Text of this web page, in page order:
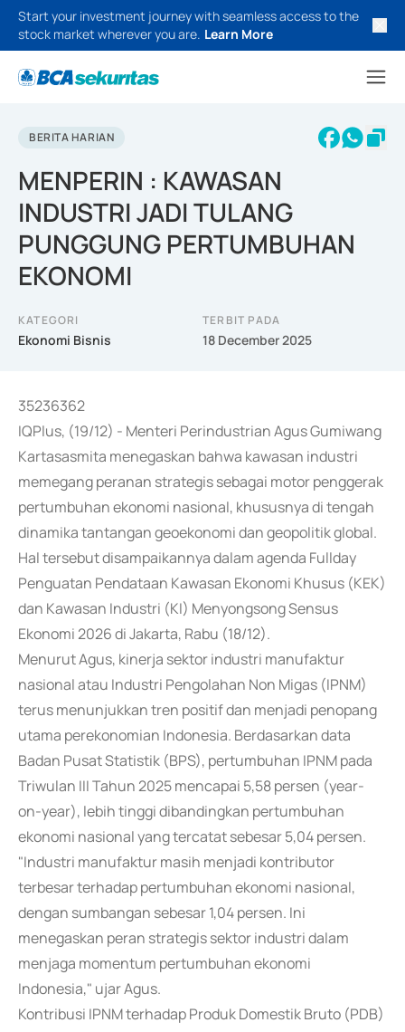
Start your investment journey with seamless access to the
stock market wherever you are. Learn More
BERITA HARIAN
MENPERIN : KAWASAN
INDUSTRI JADI TULANG
PUNGGUNG PERTUMBUHAN
EKONOMI
KATEGORI
Ekonomi Bisnis
TERBIT PADA
18 December 2025
35236362
IQPlus, (19/12) - Menteri Perindustrian Agus Gumiwang
Kartasasmita menegaskan bahwa kawasan industri
memegang peranan strategis sebagai motor penggerak
pertumbuhan ekonomi nasional, khususnya di tengah
dinamika tantangan geoekonomi dan geopolitik global.
Hal tersebut disampaikannya dalam agenda Fullday
Penguatan Pendataan Kawasan Ekonomi Khusus (KEK)
dan Kawasan Industri (KI) Menyongsong Sensus
Ekonomi 2026 di Jakarta, Rabu (18/12).
Menurut Agus, kinerja sektor industri manufaktur
nasional atau Industri Pengolahan Non Migas (IPNM)
terus menunjukkan tren positif dan menjadi penopang
utama perekonomian Indonesia. Berdasarkan data
Badan Pusat Statistik (BPS), pertumbuhan IPNM pada
Triwulan III Tahun 2025 mencapai 5,58 persen (year-
on-year), lebih tinggi dibandingkan pertumbuhan
ekonomi nasional yang tercatat sebesar 5,04 persen.
"Industri manufaktur masih menjadi kontributor
terbesar terhadap pertumbuhan ekonomi nasional,
dengan sumbangan sebesar 1,04 persen. Ini
menegaskan peran strategis sektor industri dalam
menjaga momentum pertumbuhan ekonomi
Indonesia," ujar Agus.
Kontribusi IPNM terhadap Produk Domestik Bruto (PDB)